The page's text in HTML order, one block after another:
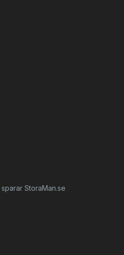
StoraMan.se